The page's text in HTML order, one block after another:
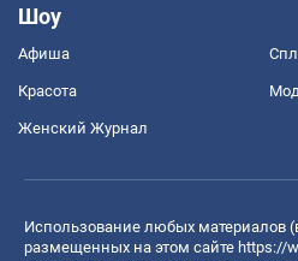
Шоу
Афиша
Красота
Женский Журнал
Использование любых материалов
размещенных на этом сайте https://